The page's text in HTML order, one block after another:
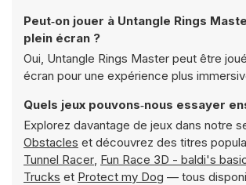
Peut‑on jouer à Untangle Rings
plein écran ?
Oui, Untangle Rings Master peut être
écran pour une expérience plus
Quels jeux pouvons‑nous essayer
Explorez davantage de jeux dans notre
Obstacles et découvrez des titres
Tunnel Racer, Fun Race 3D - baldi's
Trucks et Protect my Dog — tous